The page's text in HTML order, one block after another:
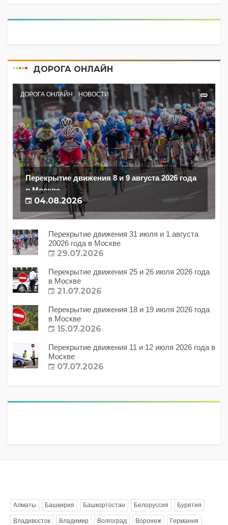
ДОРОГА ОНЛАЙН
ДОРОГА ОНЛАЙН НОВОСТИ
Перекрытие движения 8 и 9 августа 2026 года
в Москве
04.08.2026
Перекрытие движения 31 июля и 1 августа
20026 года в Москве
29.07.2026
Перекрытие движения 25 и 26 июля 2026 года
в Москве
21.07.2026
Перекрытие движения 18 и 19 июля 2026 года
в Москве
15.07.2026
Перекрытие движения 11 и 12 июля 2026 года в
Москве
07.07.2026
Алматы Башкирия Башкортостан Белоруссия Бурятия
Владивосток Владимир Волгоград Воронеж Германия